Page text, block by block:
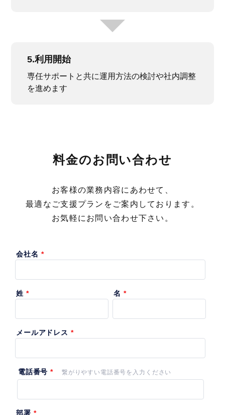
5.利用開始
専任サポートと共に運用方法の検討や社内調整
を進めます
料金のお問い合わせ
お客様の業務内容にあわせて、
最適なご支援プランをご案内しております。
お気軽にお問い合わせ下さい。